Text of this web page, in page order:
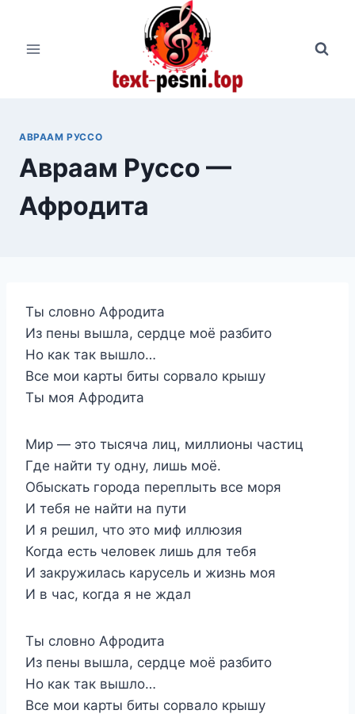
содержимому
АВРААМ РУССО
Авраам Руссо —
Афродита
Ты словно Афродита
Из пены вышла, сердце моё разбито
Но как так вышло…
Все мои карты биты сорвало крышу
Ты моя Афродита
Мир — это тысяча лиц, миллионы частиц
Где найти ту одну, лишь моё.
Обыскать города переплыть все моря
И тебя не найти на пути
И я решил, что это миф иллюзия
Когда есть человек лишь для тебя
И закружилась карусель и жизнь моя
И в час, когда я не ждал
Ты словно Афродита
Из пены вышла, сердце моё разбито
Но как так вышло…
Все мои карты биты сорвало крышу